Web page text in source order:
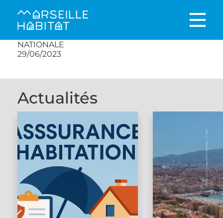
NATIONALE
29/06/2023
Actualités